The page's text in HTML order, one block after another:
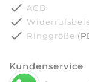
done AGB
done
done Ringgröße
Kundenservice